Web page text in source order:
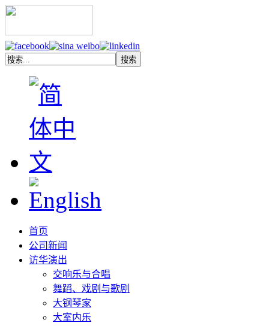
首页
公司新闻
访华演出
交响乐与合唱
舞蹈、戏剧与歌剧
大钢琴家
大室内乐